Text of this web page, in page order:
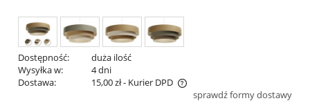
Dostępność:
duża ilość
Wysyłka w:
4 dni
Dostawa:
15,00 zł- Kurier DPD
Cena nie zawiera ewentualnych kosztów płatnościsprawdź formy dostawy